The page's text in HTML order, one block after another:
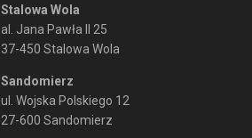
Stalowa Wola
al. Jana Pawła II 25
37-450 Stalowa Wola
Sandomierz
ul. Wojska Polskiego 12
27-600 Sandomierz